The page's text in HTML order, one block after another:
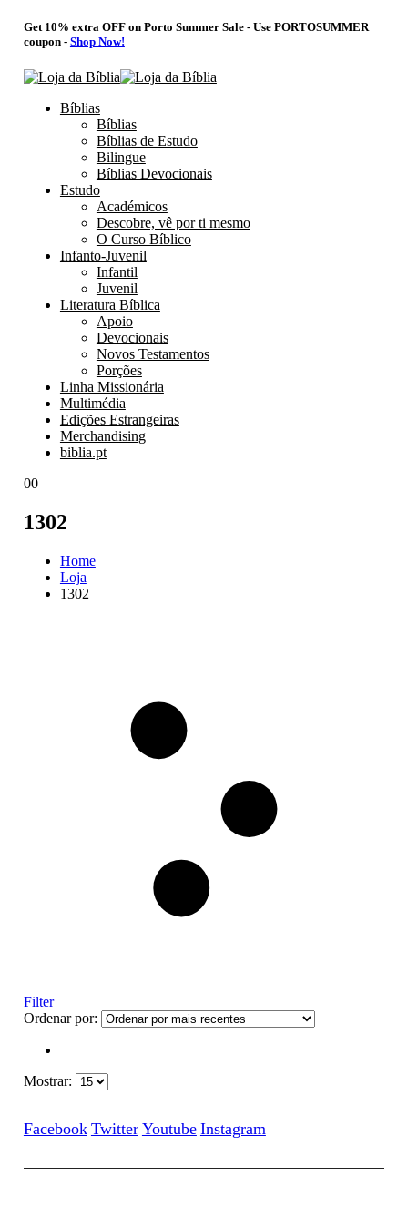
Get 10% extra OFF on Porto Summer Sale - Use PORTOSUMMER
coupon - Shop Now!
Bíblias
Bíblias
Bíblias de Estudo
Bilingue
Bíblias Devocionais
Estudo
Académicos
Descobre, vê por ti mesmo
O Curso Bíblico
Infanto-Juvenil
Infantil
Juvenil
Literatura Bíblica
Apoio
Devocionais
Novos Testamentos
Porções
Linha Missionária
Multimédia
Edições Estrangeiras
Merchandising
biblia.pt
00
1302
Home
Loja
1302
Filter
Ordenar por:
Mostrar:
Facebook Twitter Youtube Instagram